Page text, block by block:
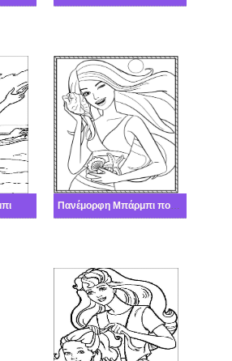
Πανέμορφη Μπάρμπι πολύ καλά